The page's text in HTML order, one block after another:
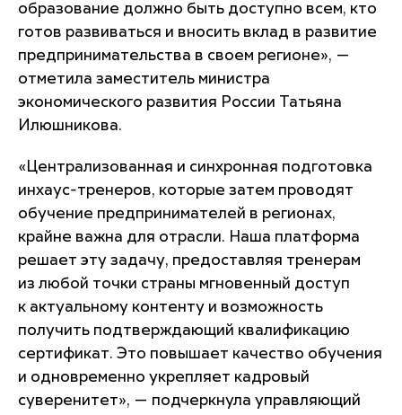
образование должно быть доступно всем, кто
готов развиваться и вносить вклад в развитие
предпринимательства в своем регионе», —
отметила заместитель министра
экономического развития России Татьяна
Илюшникова.
«Централизованная и синхронная подготовка
инхаус-тренеров, которые затем проводят
обучение предпринимателей в регионах,
крайне важна для отрасли. Наша платформа
решает эту задачу, предоставляя тренерам
из любой точки страны мгновенный доступ
к актуальному контенту и возможность
получить подтверждающий квалификацию
сертификат. Это повышает качество обучения
и одновременно укрепляет кадровый
суверенитет», — подчеркнула управляющий